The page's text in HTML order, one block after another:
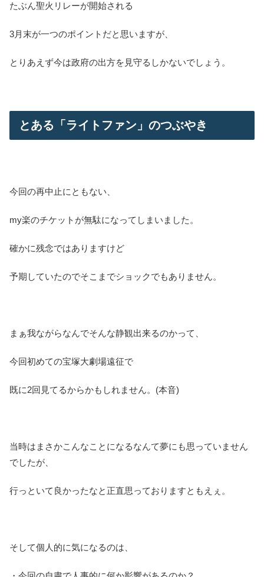
たぶん聖火リレーが開始される
3月末が一つのポイントだと思いますが、
とりあえず今は政府の出方を見守るしかないでしょう。
とある「ライトファン」のつぶやき
今回の再中止にともない、
my楽のチケットが無駄になってしまいました。
確かに残念ではありますけど
予期していたのでそこまでショックでもありません。
まぁ我ながらなんでそんな静観出来るのかって、
今回初めての宝塚大劇場遠征で
既に2回見てるからかもしれません。(本音)
当時はまさかこんなことになるなんて夢にも思っていません
でしたが、
行っといて良かったなと正直思っておりますともえぇ。
そして個人的に気になるのは、